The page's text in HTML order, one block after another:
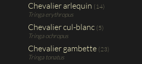
Chevalier arlequin (14)
Tringa erythropus
Chevalier cul-blanc (5)
Tringa ochropus
Chevalier gambette (23)
Tringa tonatus